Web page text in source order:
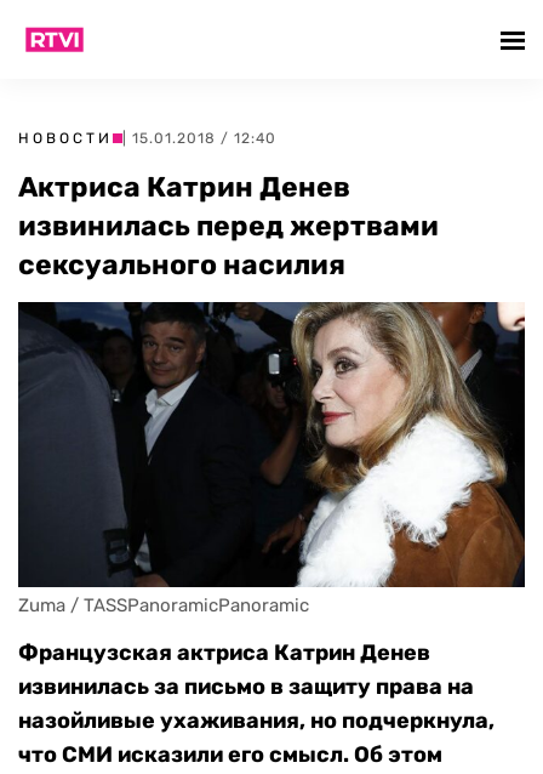
НОВОСТИ | 15.01.2018 / 12:40
Актриса Катрин Денев
извинилась перед жертвами
сексуального насилия
Zuma / TASSPanoramicPanoramic
Французская актриса Катрин Денев
извинилась за письмо в защиту права на
назойливые ухаживания, но подчеркнула,
что СМИ исказили его смысл. Об этом